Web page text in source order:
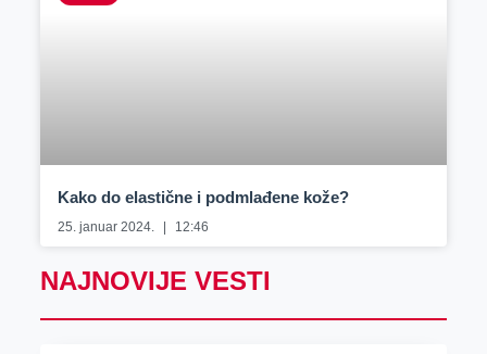
Kako do elastične i podmlađene kože?
25. januar 2024. 12:46
NAJNOVIJE VESTI